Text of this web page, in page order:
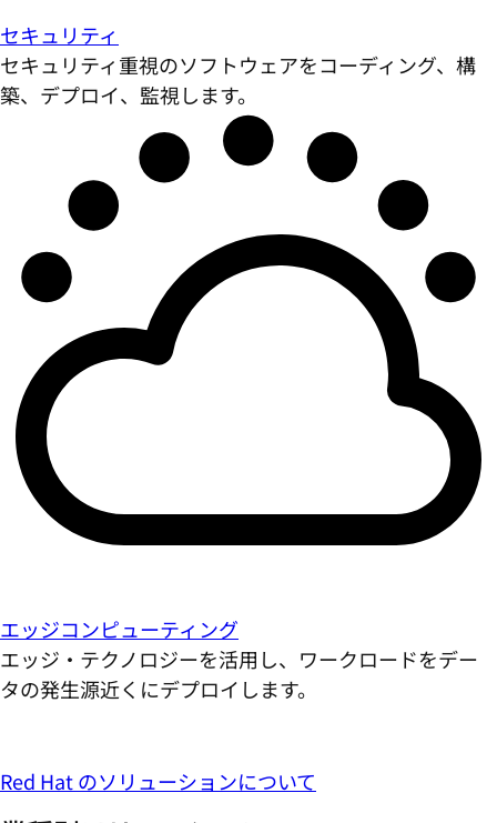
セキュリティ
セキュリティ重視のソフトウェアをコーディング、構
築、デプロイ、監視します。
エッジコンピューティング
エッジ・テクノロジーを活用し、ワークロードをデー
タの発生源近くにデプロイします。
Red Hat のソリューションについて